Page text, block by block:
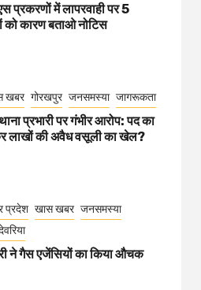
प्रकरणों में लापरवाही पर 5
को कारण बताओ नोटिस
खबर गोरखपुर जनसमस्या जागरूकता
प्रभारी पर गंभीर आरोप: पद का
लाखों की अवैध वसूली का खेल?
प्रदेश खास खबर जनसमस्या
ने गैस एजेंसियों का किया औचक